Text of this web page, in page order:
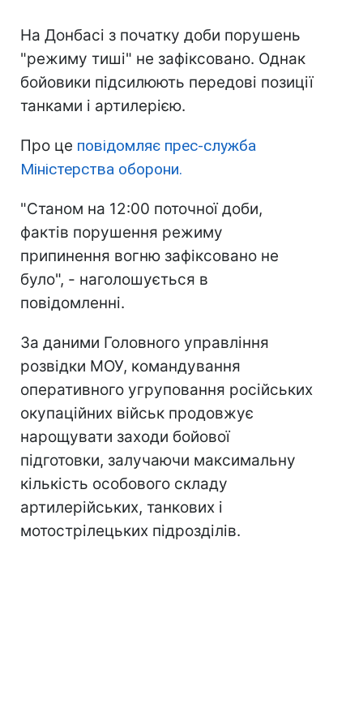
На Донбасі з початку доби порушень
"режиму тиші" не зафіксовано. Однак
бойовики підсилюють передові позиції
танками і артилерією.
Про це повідомляє прес-служба
Міністерства оборони.
"Станом на 12:00 поточної доби,
фактів порушення режиму
припинення вогню зафіксовано не
було", - наголошується в
повідомленні.
За даними Головного управління
розвідки МОУ, командування
оперативного угруповання російських
окупаційних військ продовжує
нарощувати заходи бойової
підготовки, залучаючи максимальну
кількість особового складу
артилерійських, танкових і
мотострілецьких підрозділів.